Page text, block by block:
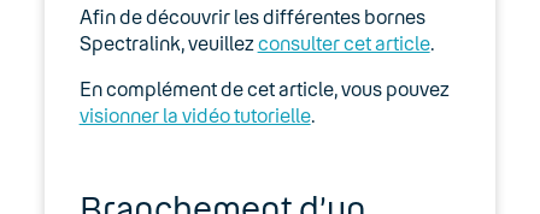
Expert
Lexique
Afin de découvrir les différentes bornes
Spectralink, veuillez consulter cet article.
En complément de cet article, vous pouvez
visionner la vidéo tutorielle.